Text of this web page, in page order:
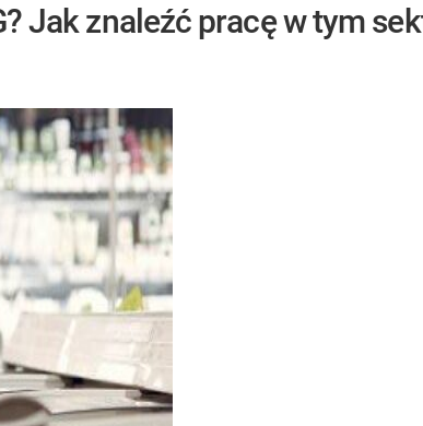
Jak znaleźć pracę w tym